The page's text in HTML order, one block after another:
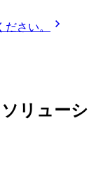
さい。
リューシ